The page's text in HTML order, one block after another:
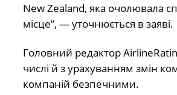
New Zealand, яка очолювала
місце”, — уточнюється в заяві.
Головний редактор
числі й з урахуванням змін
компаній безпечними.